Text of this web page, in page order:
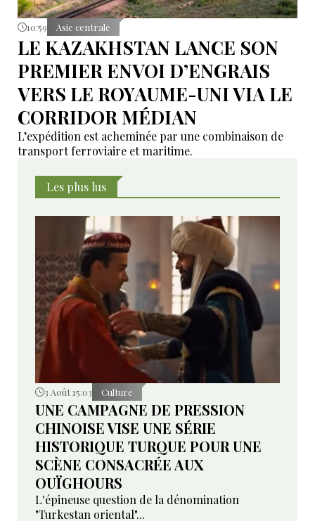
10:59 Asie centrale
LE KAZAKHSTAN LANCE SON
PREMIER ENVOI D’ENGRAIS
VERS LE ROYAUME-UNI VIA LE
CORRIDOR MÉDIAN
L’expédition est acheminée par une combinaison de
transport ferroviaire et maritime.
Les plus lus
3 Août 15:03 Culture
UNE CAMPAGNE DE PRESSION
CHINOISE VISE UNE SÉRIE
HISTORIQUE TURQUE POUR UNE
SCÈNE CONSACRÉE AUX
OUÏGHOURS
L'épineuse question de la dénomination
"Turkestan oriental"...